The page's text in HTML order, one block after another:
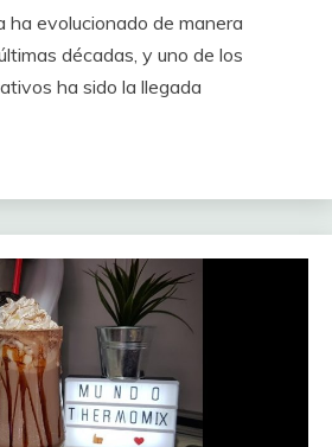
ha evolucionado de manera
décadas, y uno de los
ha sido la llegada